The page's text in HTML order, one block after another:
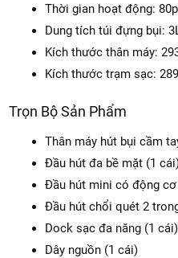
Thời gian hoạt động:
Dung tích túi đựng bụi:
Kích thước thân máy:
Kích thước trạm sạc:
Trọn Bộ Sản Phẩm
Thân máy hút bụi cầm
Đầu hút đa bề mặt (1
Đầu hút mini có động
Đầu hút chổi quét 2
Dock sạc đa năng (1 cái)
Dây nguồn (1 cái)